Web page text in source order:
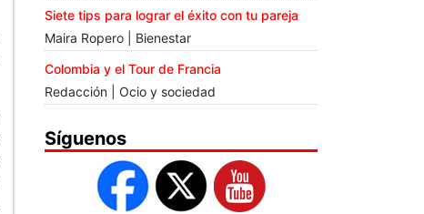
Siete tips para lograr el éxito con tu pareja
Maira Ropero | Bienestar
Colombia y el Tour de Francia
Redacción | Ocio y sociedad
Síguenos